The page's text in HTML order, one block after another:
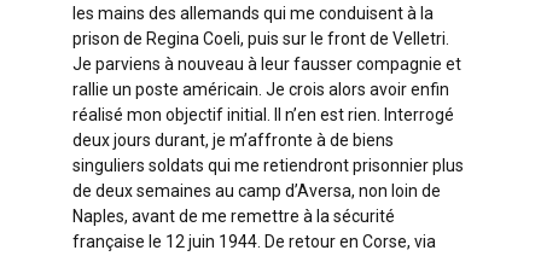
les mains des allemands qui me conduisent à la
prison de Regina Coeli, puis sur le front de Velletri.
Je parviens à nouveau à leur fausser compagnie et
rallie un poste américain. Je crois alors avoir enfin
réalisé mon objectif initial. Il n’en est rien. Interrogé
deux jours durant, je m’affronte à de biens
singuliers soldats qui me retiendront prisonnier plus
de deux semaines au camp d’Aversa, non loin de
Naples, avant de me remettre à la sécurité
française le 12 juin 1944. De retour en Corse, via